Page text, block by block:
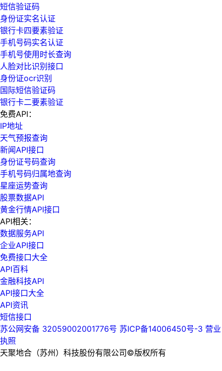
短信验证码
身份证实名认证
银行卡四要素验证
手机号码实名认证
手机号使用时长查询
人脸对比识别接口
身份证ocr识别
国际短信验证码
银行卡二要素验证
免费API：
IP地址
天气预报查询
新闻API接口
身份证号码查询
手机号码归属地查询
星座运势查询
股票数据API
黄金行情API接口
API相关：
数据服务API
企业API接口
免费接口大全
API百科
金融科技API
API接口大全
API资讯
短信接口
苏公网安备 32059002001776号 苏ICP备14006450号-3 营业
执照
天聚地合（苏州）科技股份有限公司©版权所有